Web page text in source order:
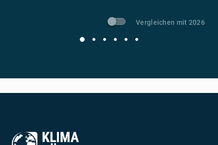
Vergleichen mit 2026